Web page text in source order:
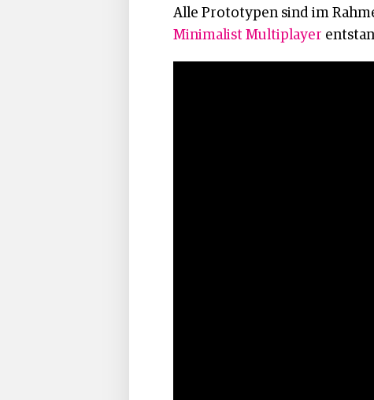
Alle Prototypen sind im
Minimalist Multiplayer